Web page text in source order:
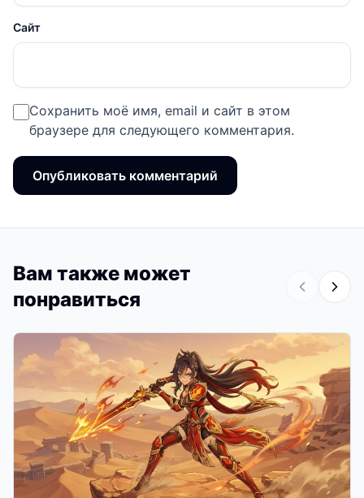
Сайт
Сохранить моё имя, email и сайт в этом
браузере для следующего комментария.
Вам также может
понравиться